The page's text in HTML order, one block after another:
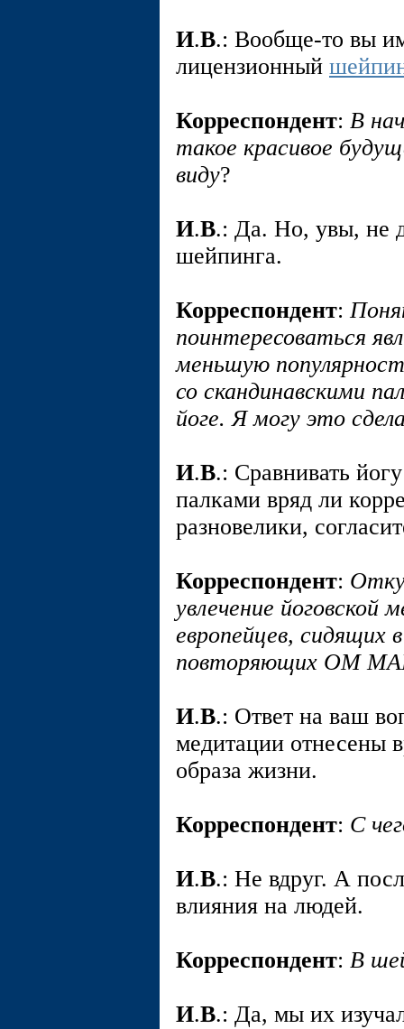
И.В.: Вообще-то вы
лицензионный
Корреспондент: В
такое красивое
виду?
И.В.: Да. Но, увы, не
шейпинга.
Корреспондент:
поинтересоваться
меньшую
со скандинавскими
йоге. Я могу это
И.В.: Сравнивать
палками вряд ли
разновелики,
Корреспондент:
увлечение
европейцев, сидящих
повторяющих ОМ
И.В.: Ответ на ваш
медитации отнесены
образа жизни.
Корреспондент: С
И.В.: Не вдруг. А
влияния на людей.
Корреспондент: В
И.В.: Да, мы их